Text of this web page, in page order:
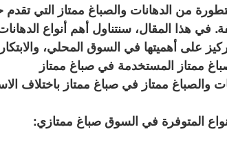
من الدهانات والصباغ ممتاز التي
في هذا المقال، سنتناول أهم أنواع
على أهميتها في السوق المحلي،
ممتاز المستخدمة في صباغ ممتاز
والصباغ ممتاز في صباغ ممتاز باختلاف
المتوفرة في السوق صباغ ممتازي: